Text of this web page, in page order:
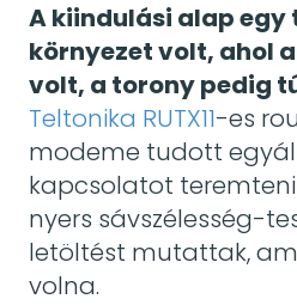
A kiindulási alap
környezet volt, ahol
volt, a torony pedig
Teltonika RUTX11-es
modeme tudott
kapcsolatot
nyers sávszélesség-
letöltést mutattak,
volna.